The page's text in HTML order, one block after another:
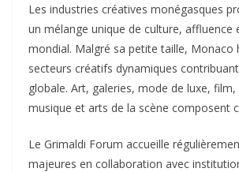
Les industries créatives monégasques
un mélange unique de culture, affluence
mondial. Malgré sa petite taille, Monaco
secteurs créatifs dynamiques
globale. Art, galeries, mode de luxe, film,
musique et arts de la scène composent
Le Grimaldi Forum accueille
majeures en collaboration avec